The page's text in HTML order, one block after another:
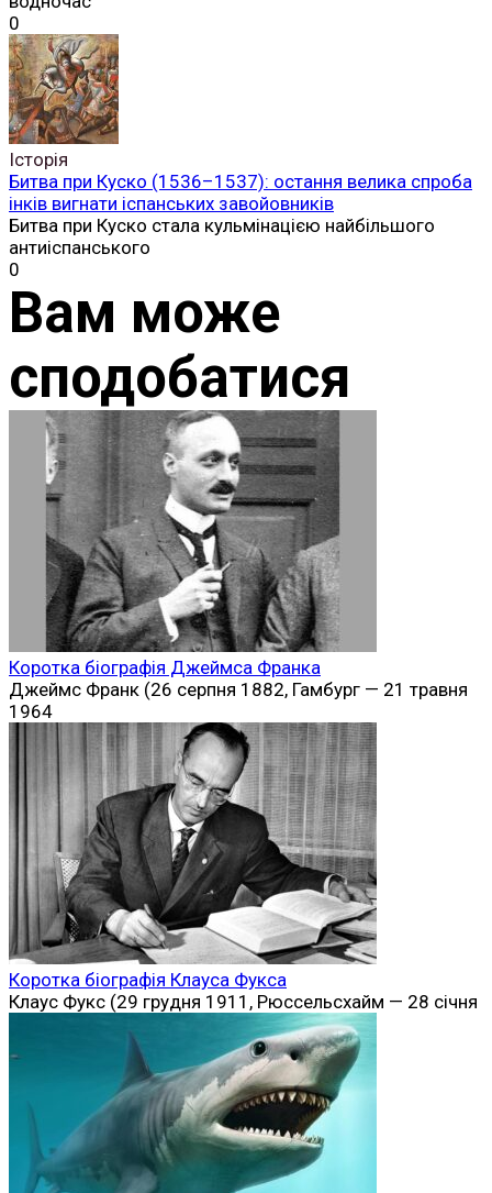
0
Історія
Битва при Куско (1536–1537): остання велика спроба
інків вигнати іспанських завойовників
Битва при Куско стала кульмінацією найбільшого
антиіспанського
0
Вам може
сподобатися
Коротка біографія Джеймса Франка
Джеймс Франк (26 серпня 1882, Гамбург — 21 травня
1964
Коротка біографія Клауса Фукса
Клаус Фукс (29 грудня 1911, Рюссельсхайм — 28 січня